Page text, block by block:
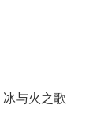
冰与火之歌